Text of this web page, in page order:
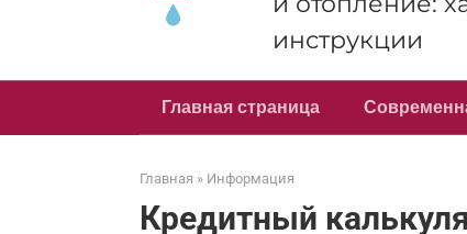
инструкции
Главная страница
Главная » Информация
Кредитный